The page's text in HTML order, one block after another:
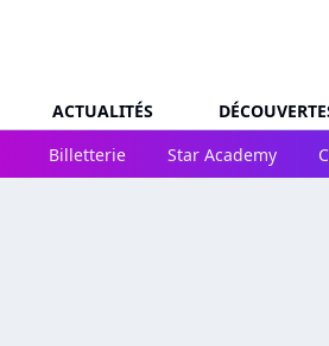
ACTUALITÉS
Billetterie
Star Academy